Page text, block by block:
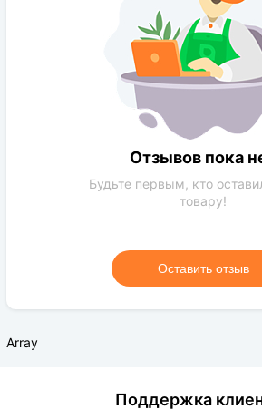
Отзывов пока
Будьте первым, кто
товару!
Оставить отзыв
Array
Поддержка